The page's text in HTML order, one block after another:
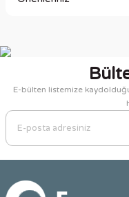
Görüş ve önerileriniz için
Ürün resmi kalitesiz,
Ürün açıklamasında
Ürün bilgilerinde
Bu ürüne benzer farklı
E-bülten listemize